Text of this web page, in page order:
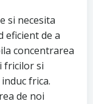
si necesita
eficient de a
concentrarea
fricilor si
frica.
de noi